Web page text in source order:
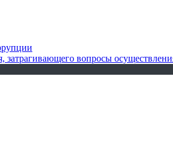
затрагивающего вопросы